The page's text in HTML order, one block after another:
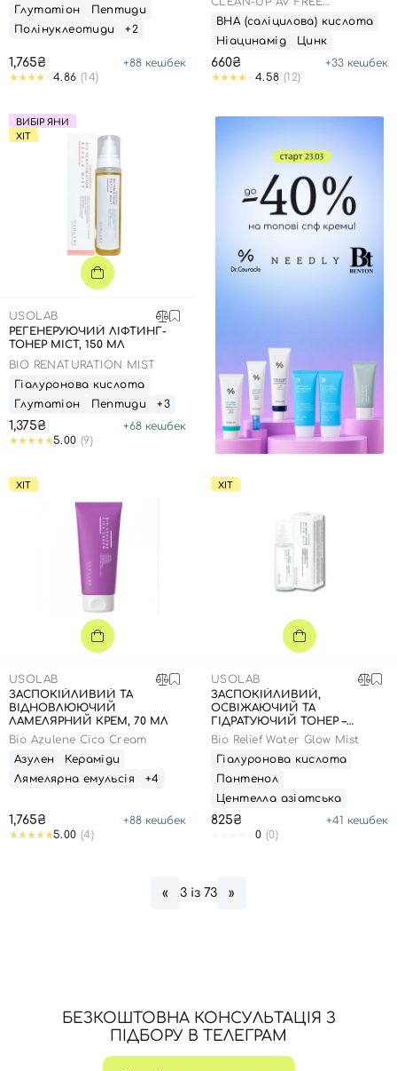
Ampoule
Глутатіон
Пептиди
Полінуклеотиди
+2
1,765₴ +88 кешбек
4.86 (14)
VANISHING SPOT GEL
ВНА (саліцилова) кислота
Ніацинамід
Цинк
660₴ +33 кешбек
4.58 (12)
ВИБІР ЯНИ
ХІТ
USOLAB
РЕГЕНЕРУЮЧИЙ ЛІФТИНГ-
ТОНЕР МІСТ, 150 МЛ
BIO RENATURATION MIST
Гіалуронова кислота
Глутатіон
Пептиди +3
1,375₴ +68 кешбек
5.00 (9)
ХІТ
USOLAB
ЗАСПОКІЙЛИВИЙ ТА
ВІДНОВЛЮЮЧИЙ
ЛАМЕЛЯРНИЙ КРЕМ, 70 МЛ
Bio Azulene Cica Cream
Азулен
Кераміди
Лямелярна емульсія
+4
1,765₴ +88 кешбек
5.00 (4)
ХІТ
USOLAB
ЗАСПОКІЙЛИВИЙ,
ОСВІЖАЮЧИЙ ТА
ГІДРАТУЮЧИЙ ТОНЕР –
СПРЕЙ, 100 МЛ
Bio Relief Water Glow Mist
Гіалуронова кислота
Пантенол
Центелла азіатська
825₴ +41 кешбек
0 (0)
« 3 із 73 »
БЕЗКОШТОВНА КОНСУЛЬТАЦІЯ З
ПІДБОРУ В ТЕЛЕГРАМ
Номер телефону
Відправляючи форму для авторизації/реєстрації ви
приймаєте умови